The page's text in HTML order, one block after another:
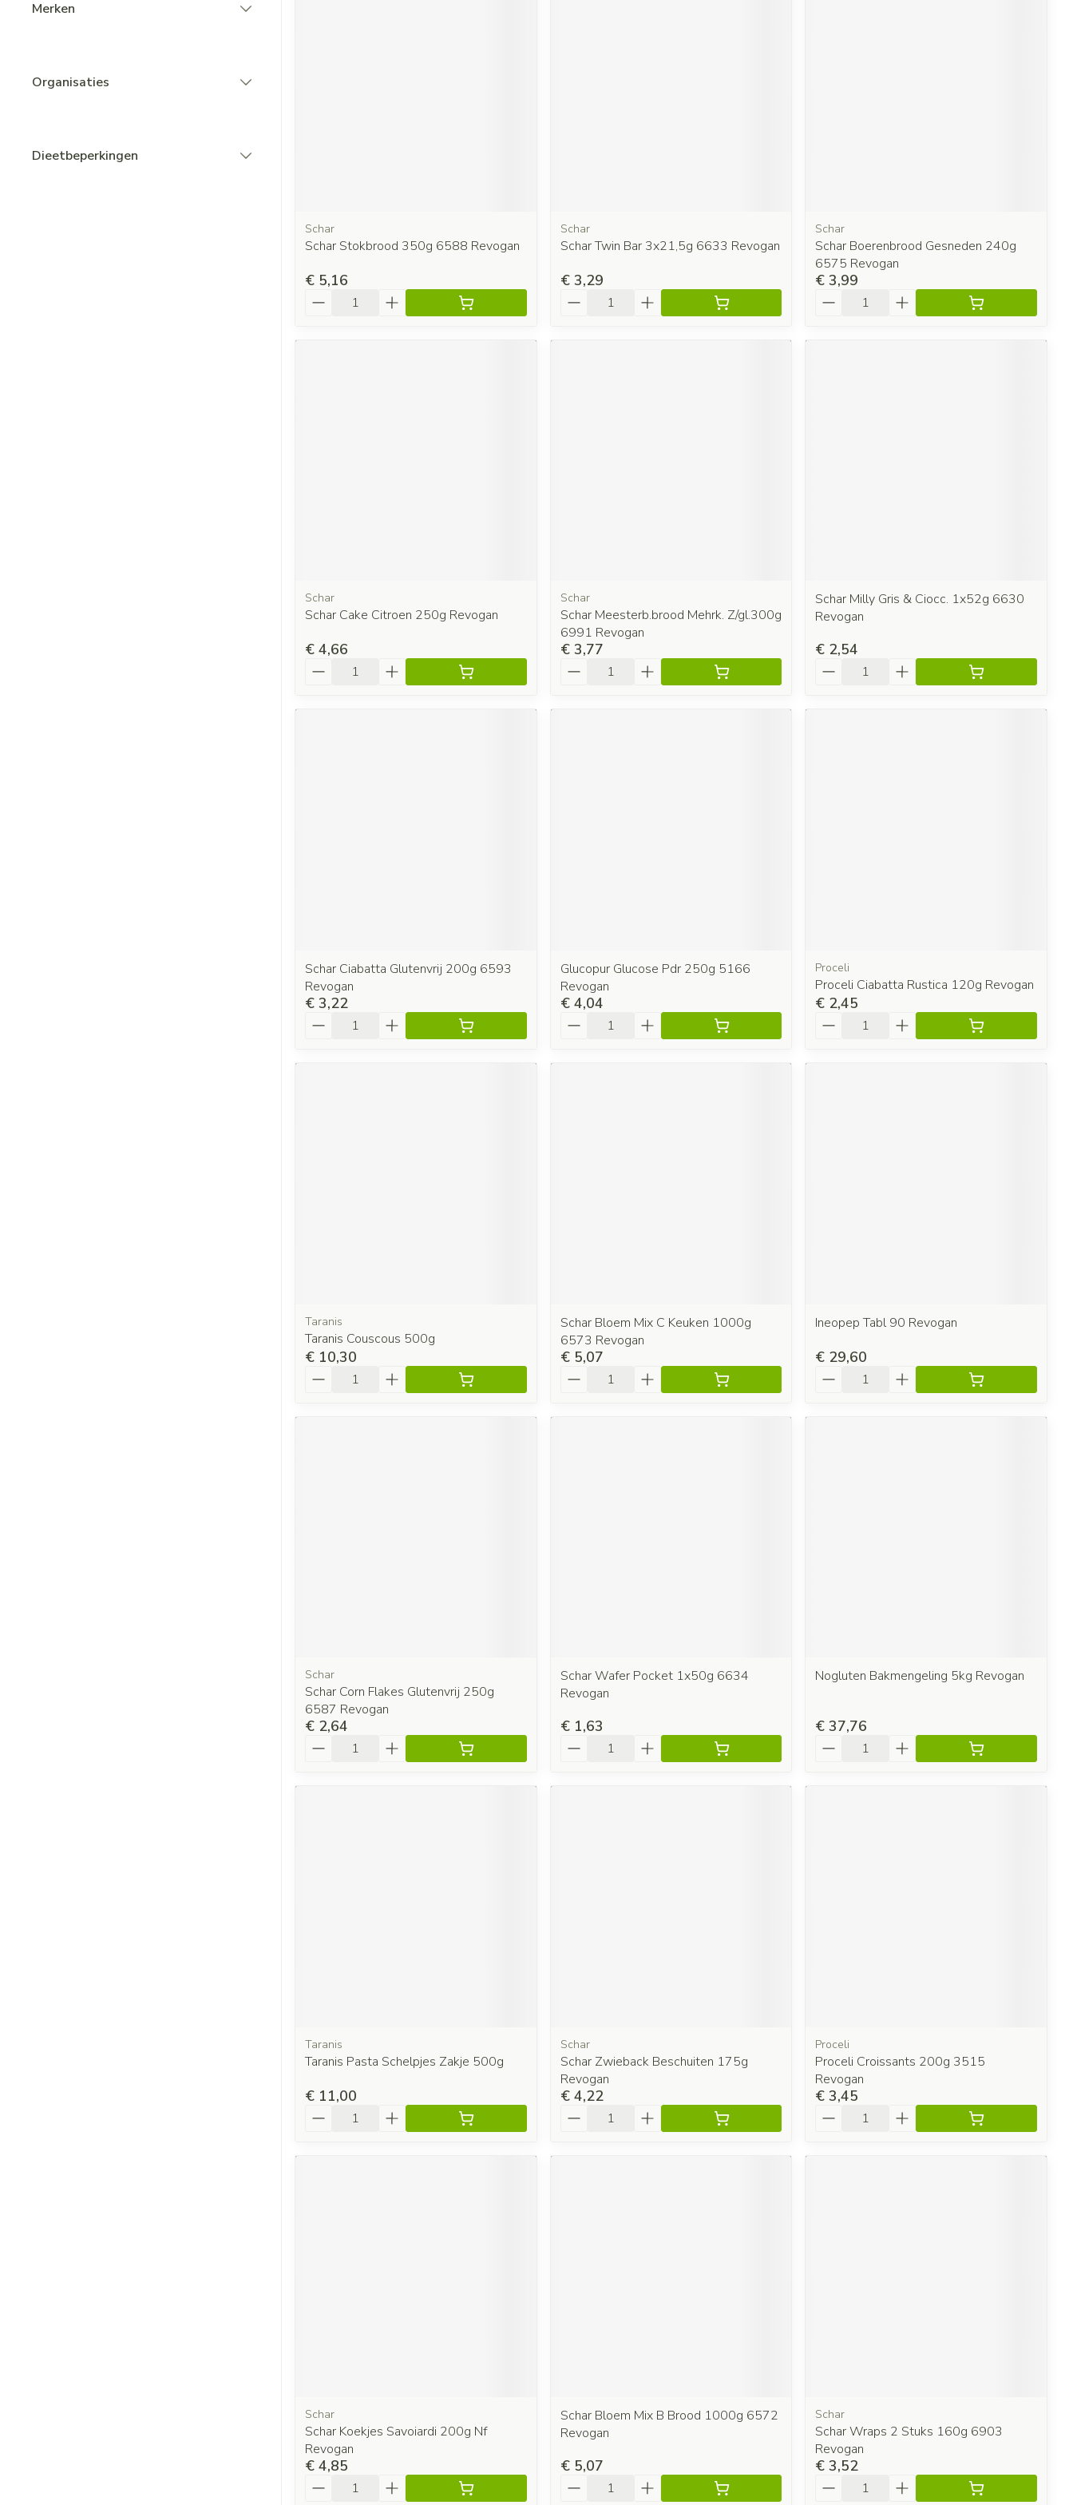
Merken
Organisaties
Dieetbeperkingen
Schar
Schar Stokbrood 350g 6588 Revogan
€ 5,16
Schar
Schar Twin Bar 3x21,5g 6633 Revogan
€ 3,29
Schar
Schar Boerenbrood Gesneden 240g
6575 Revogan
€ 3,99
Schar
Schar Cake Citroen 250g Revogan
€ 4,66
Schar
Schar Meesterb.brood Mehrk. Z/gl.300g
6991 Revogan
€ 3,77
Schar Milly Gris & Ciocc. 1x52g 6630
Revogan
€ 2,54
Schar Ciabatta Glutenvrij 200g 6593
Revogan
€ 3,22
Glucopur Glucose Pdr 250g 5166
Revogan
€ 4,04
Proceli
Proceli Ciabatta Rustica 120g Revogan
€ 2,45
Taranis
Taranis Couscous 500g
€ 10,30
Schar Bloem Mix C Keuken 1000g
6573 Revogan
€ 5,07
Ineopep Tabl 90 Revogan
€ 29,60
Schar
Schar Corn Flakes Glutenvrij 250g
6587 Revogan
€ 2,64
Schar Wafer Pocket 1x50g 6634
Revogan
€ 1,63
Nogluten Bakmengeling 5kg Revogan
€ 37,76
Taranis
Taranis Pasta Schelpjes Zakje 500g
€ 11,00
Schar
Schar Zwieback Beschuiten 175g
Revogan
€ 4,22
Proceli
Proceli Croissants 200g 3515
Revogan
€ 3,45
Schar
Schar Koekjes Savoiardi 200g Nf
Revogan
€ 4,85
Schar Bloem Mix B Brood 1000g 6572
Revogan
€ 5,07
Schar
Schar Wraps 2 Stuks 160g 6903
Revogan
€ 3,52